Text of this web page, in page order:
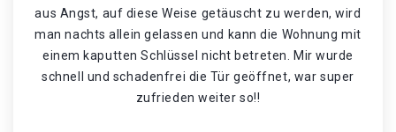
aus Angst, auf diese Weise getäuscht zu werden, wird
man nachts allein gelassen und kann die Wohnung mit
einem kaputten Schlüssel nicht betreten. Mir wurde
schnell und schadenfrei die Tür geöffnet, war super
zufrieden weiter so!!